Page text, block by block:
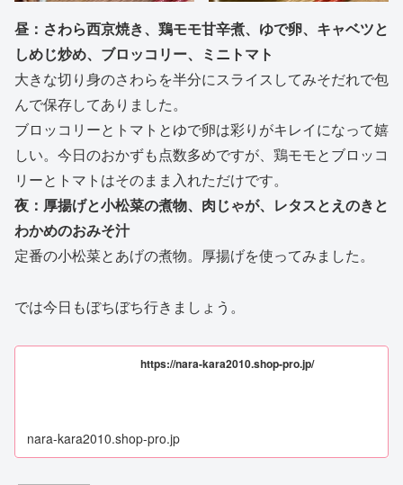
昼：さわら西京焼き、鶏モモ甘辛煮、ゆで卵、キャベツと
しめじ炒め、ブロッコリー、ミニトマト
大きな切り身のさわらを半分にスライスしてみそだれで包
んで保存してありました。
ブロッコリーとトマトとゆで卵は彩りがキレイになって嬉
しい。今日のおかずも点数多めですが、鶏モモとブロッコ
リーとトマトはそのまま入れただけです。
夜：厚揚げと小松菜の煮物、肉じゃが、レタスとえのきと
わかめのおみそ汁
定番の小松菜とあげの煮物。厚揚げを使ってみました。
では今日もぼちぼち行きましょう。
https://nara-kara2010.shop-pro.jp/
nara-kara2010.shop-pro.jp